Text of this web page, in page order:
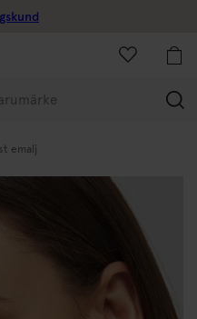
emalj